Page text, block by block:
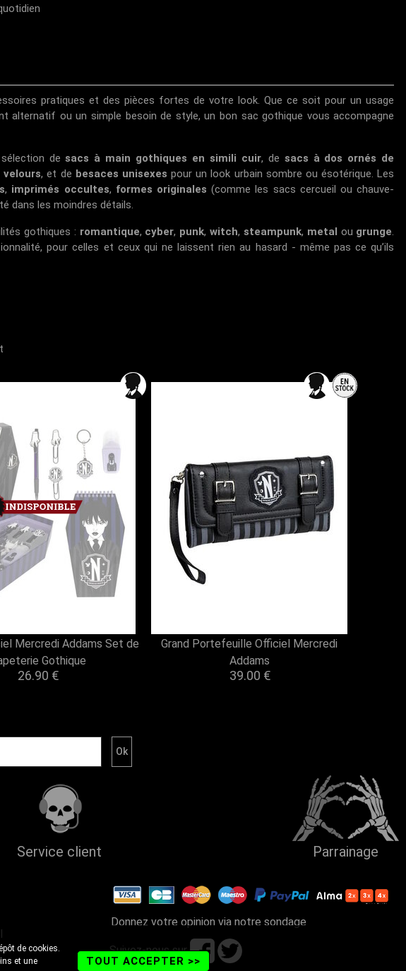
pratiques et des pièces fortes de votre look. Que ce soit pour un usage
alternatif ou un simple besoin de style, un bon sac gothique vous accompagne
sélection desacs à main gothiques en simili cuir, de sacs à dos ornés de
velours, et de besaces unisexes pour un look urbain sombre ou ésotérique. Les
, imprimés occultes, formes originales (comme les sacs cercueil ou chauve-
dans les moindres détails.
gothiques : romantique, cyber, punk,witch, steampunk, metal ou grunge.
pour celles et ceux qui ne laissent rien au hasard - même pas ce qu’ils
Mercredi Addams Set de
Gothique
26.90 €
Grand Portefeuille Officiel Mercredi
Addams
39.00 €
Service client Parrainage
Donnez votre opinion via notre sondage
Suivez-nous sur
TOUT ACCEPTER >>
de cookies.
et une